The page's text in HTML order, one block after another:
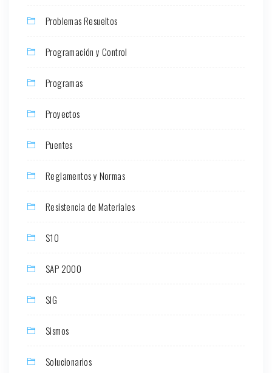
Problemas Resueltos
Programación y Control
Programas
Proyectos
Puentes
Reglamentos y Normas
Resistencia de Materiales
S10
SAP 2000
SIG
Sismos
Solucionarios